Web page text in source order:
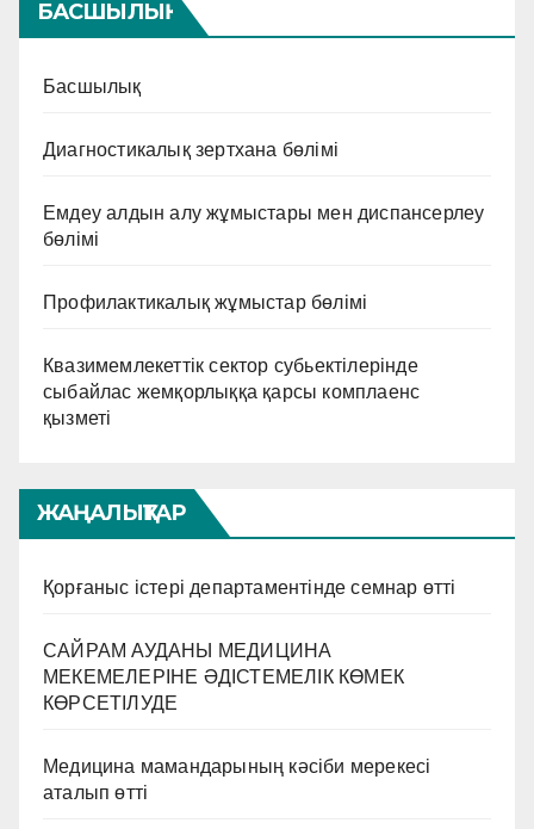
БАСШЫЛЫҚ
Басшылық
Диагностикалық зертхана бөлімі
Емдеу алдын алу жұмыстары мен диспансерлеу
бөлімі
Профилактикалық жұмыстар бөлімі
Квазимемлекеттік сектор субьектілерінде
сыбайлас жемқорлыққа қарсы комплаенс
қызметі
ЖАҢАЛЫҚТАР
Қорғаныс істері департаментінде семнар өтті
САЙРАМ АУДАНЫ МЕДИЦИНА
МЕКЕМЕЛЕРІНЕ ӘДІСТЕМЕЛІК КӨМЕК
КӨРСЕТІЛУДЕ
Медицина мамандарының кәсіби мерекесі
аталып өтті